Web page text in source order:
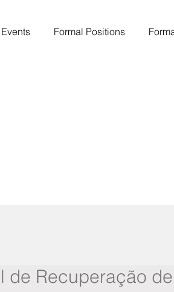
Events Formal Positions
de Recuperação